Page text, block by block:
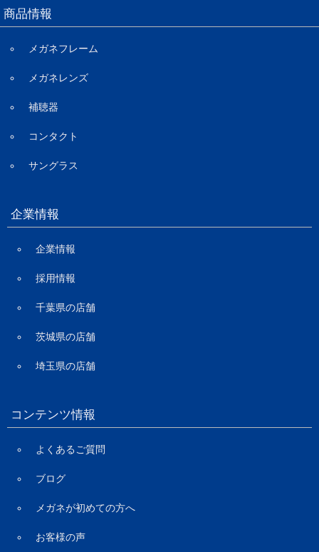
商品情報
メガネフレーム
メガネレンズ
補聴器
コンタクト
サングラス
企業情報
企業情報
採用情報
千葉県の店舗
茨城県の店舗
埼玉県の店舗
コンテンツ情報
よくあるご質問
ブログ
メガネが初めての方へ
お客様の声